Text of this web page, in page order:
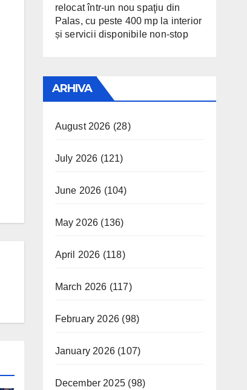
relocat într-un nou spaţiu din
Palas, cu peste 400 mp la interior
și servicii disponibile non-stop
ARHIVA
August 2026 (28)
July 2026 (121)
June 2026 (104)
May 2026 (136)
April 2026 (118)
March 2026 (117)
February 2026 (98)
January 2026(107)
December 2025 (98)